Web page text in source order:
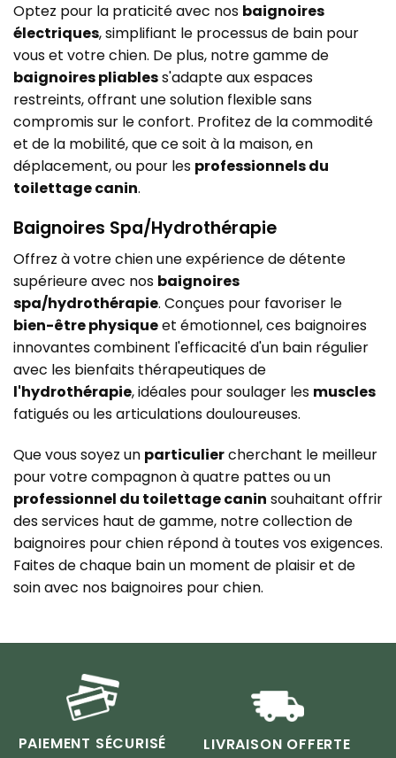
Optez pour la praticité avec nos baignoires
électriques, simplifiant le processus de bain pour
vous et votre chien. De plus, notre gamme de
baignoires pliabless'adapte aux espaces
restreints, offrant une solution flexible sans
compromis sur le confort. Profitez de la commodité
et de la mobilité, que ce soit à la maison, en
déplacement, ou pour les professionnels du
toilettage canin.
Baignoires Spa/Hydrothérapie
Offrez à votre chien une expérience de détente
supérieure avec nos baignoires
spa/hydrothérapie. Conçues pour favoriser le
bien-être physiqueet émotionnel, ces baignoires
innovantes combinent l'efficacité d'un bain régulier
avec les bienfaits thérapeutiques de
l'hydrothérapie, idéales pour soulager les muscles
fatigués ou les articulations douloureuses.
Que vous soyez un particuliercherchant le meilleur
pour votre compagnon à quatre pattes ou un
professionnel du toilettage canin souhaitant offrir
des services haut de gamme, notre collection de
baignoires pour chien répond à toutes vos exigences.
Faites de chaque bain un moment de plaisir et de
soin avec nos baignoires pour chien.
PAIEMENT SÉCURISÉ
LIVRAISON OFFERTE